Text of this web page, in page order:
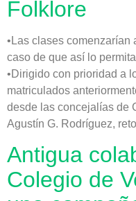
Folklore
•Las clases comenzarían
caso de que así lo
•Dirigido con prioridad a
matriculados
desde las concejalías de
Agustín G. Rodríguez,
Antigua
Colegio de